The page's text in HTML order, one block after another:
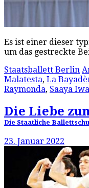
Es ist einer dieser
um das gestreckte
Staatsballett Berlin
Malatesta, La
Raymonda, Saaya
Die Liebe
Die Staatliche
23. Januar 2022